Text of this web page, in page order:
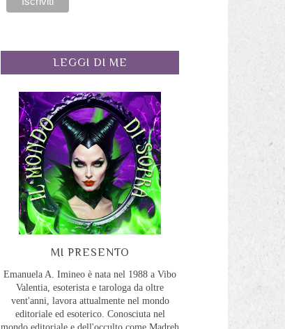
LEGGI DI ME
MI PRESENTO
Emanuela A. Imineo è nata nel 1988 a Vibo
Valentia, esoterista e tarologa da oltre
vent'anni, lavora attualmente nel mondo
editoriale ed esoterico. Conosciuta nel